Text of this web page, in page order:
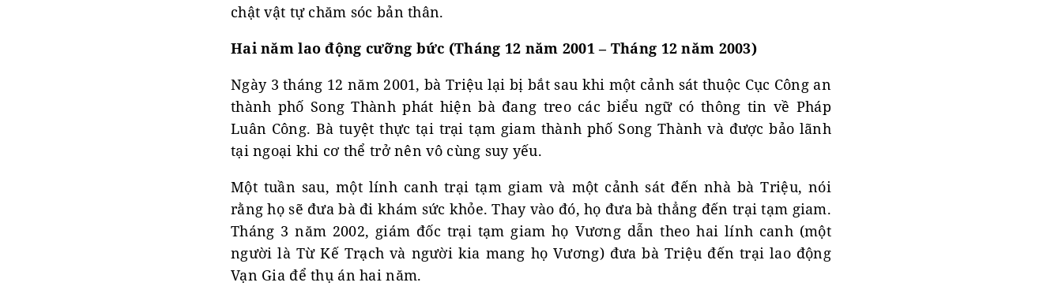
chật vật tự chăm sóc bản thân.
Hai năm lao động cưỡng bức (Tháng 12 năm 2001 – Tháng 12 năm 2003)
Ngày 3 tháng 12 năm 2001, bà Triệu lại bị bắt sau khi một cảnh sát thuộc Cục Công an
thành phố Song Thành phát hiện bà đang treo các biểu ngữ có thông tin về Pháp
Luân Công. Bà tuyệt thực tại trại tạm giam thành phố Song Thành và được bảo lãnh
tại ngoại khi cơ thể trở nên vô cùng suy yếu.
Một tuần sau, một lính canh trại tạm giam và một cảnh sát đến nhà bà Triệu, nói
rằng họ sẽ đưa bà đi khám sức khỏe. Thay vào đó, họ đưa bà thẳng đến trại tạm giam.
Tháng 3 năm 2002, giám đốc trại tạm giam họ Vương dẫn theo hai lính canh (một
người là Từ Kế Trạch và người kia mang họ Vương) đưa bà Triệu đến trại lao động
Vạn Gia để thụ án hai năm.